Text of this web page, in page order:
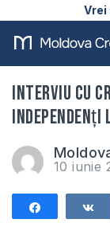
Vrei
Interviu cu
10 iunie